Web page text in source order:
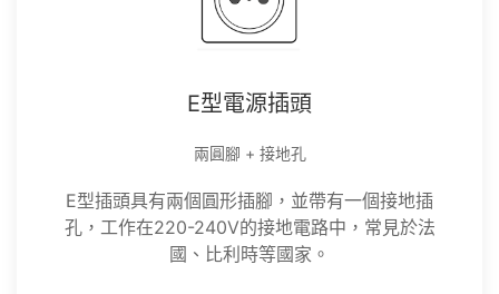
E型電源插頭
兩圓腳 + 接地孔
E型插頭具有兩個圓形插腳，並帶有一個接地插
孔，工作在220-240V的接地電路中，常見於法
國、比利時等國家。